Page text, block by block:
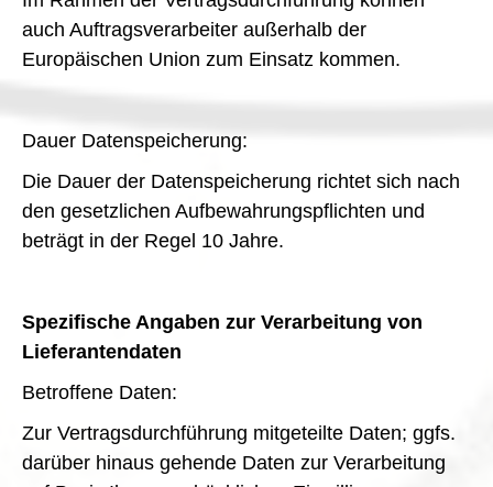
auch Auftragsverarbeiter außerhalb der
Europäischen Union zum Einsatz kommen.
Dauer Datenspeicherung:
Die Dauer der Datenspeicherung richtet sich nach
den gesetzlichen Aufbewahrungspflichten und
beträgt in der Regel 10 Jahre.
Spezifische Angaben zur Verarbeitung von
Lieferantendaten
Betroffene Daten:
Zur Vertragsdurchführung mitgeteilte Daten; ggfs.
darüber hinaus gehende Daten zur Verarbeitung